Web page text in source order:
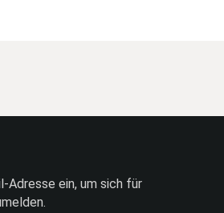
Adresse ein, um sich für